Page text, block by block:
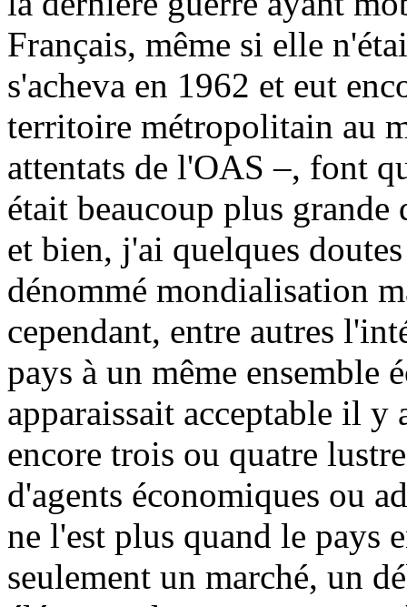
Français, même si elle
s'acheva en 1962 et eut
territoire métropolitain au
attentats de l'OAS –, font
était beaucoup plus grande
et bien, j'ai quelques
dénommé mondialisation
cependant, entre autres
pays à un même ensemble
apparaissait acceptable il y
encore trois ou quatre
d'agents économiques ou
ne l'est plus quand le pays
seulement un marché, un